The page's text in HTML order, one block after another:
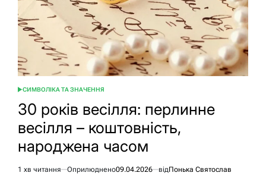
ОПУБЛІКУВАТИ
СИМВОЛІКА ТА ЗНАЧЕННЯ
30 років весілля: перлинне
весілля – коштовність,
народжена часом
Орієнтовний
1 хв читання Оприлюднено09.04.2026 відПонька Святослав